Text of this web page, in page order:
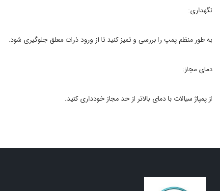
نگهداری:
به طور منظم پمپ را بررسی و تمیز کنید تا از ورود ذرات معلق جلوگیری شود.
دمای مجاز:
از پمپاژ سیالات با دمای بالاتر از حد مجاز خودداری کنید.